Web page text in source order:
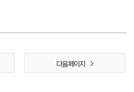
다음 페이지